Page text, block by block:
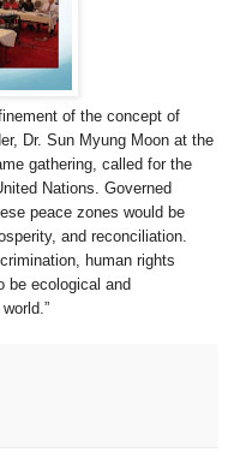
of the concept of
Dr. Sun Myung Moon at the
gathering, called for the
Nations. Governed
peace zones would be
and reconciliation.
human rights
be ecological and